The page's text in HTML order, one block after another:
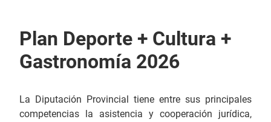
Plan Deporte + Cultura +
Gastronomía 2026
La Diputación Provincial tiene entre sus principales
competencias la asistencia y cooperación jurídica,